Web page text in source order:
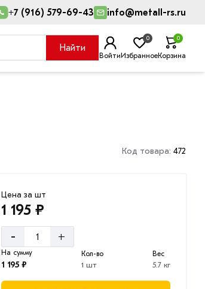
+7 (916) 579-69-43 info@metall-rs.ru
Найти
ВойтиИзбранное
0
Корзина
0
Код товара: 472
Цена за шт
1 195 ₽
- +
На сумму
1 195 ₽
Кол-во
1 шт
Вес
5.7 кг